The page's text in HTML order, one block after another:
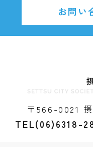
お問い
〒566-0021
TEL(06)6318-